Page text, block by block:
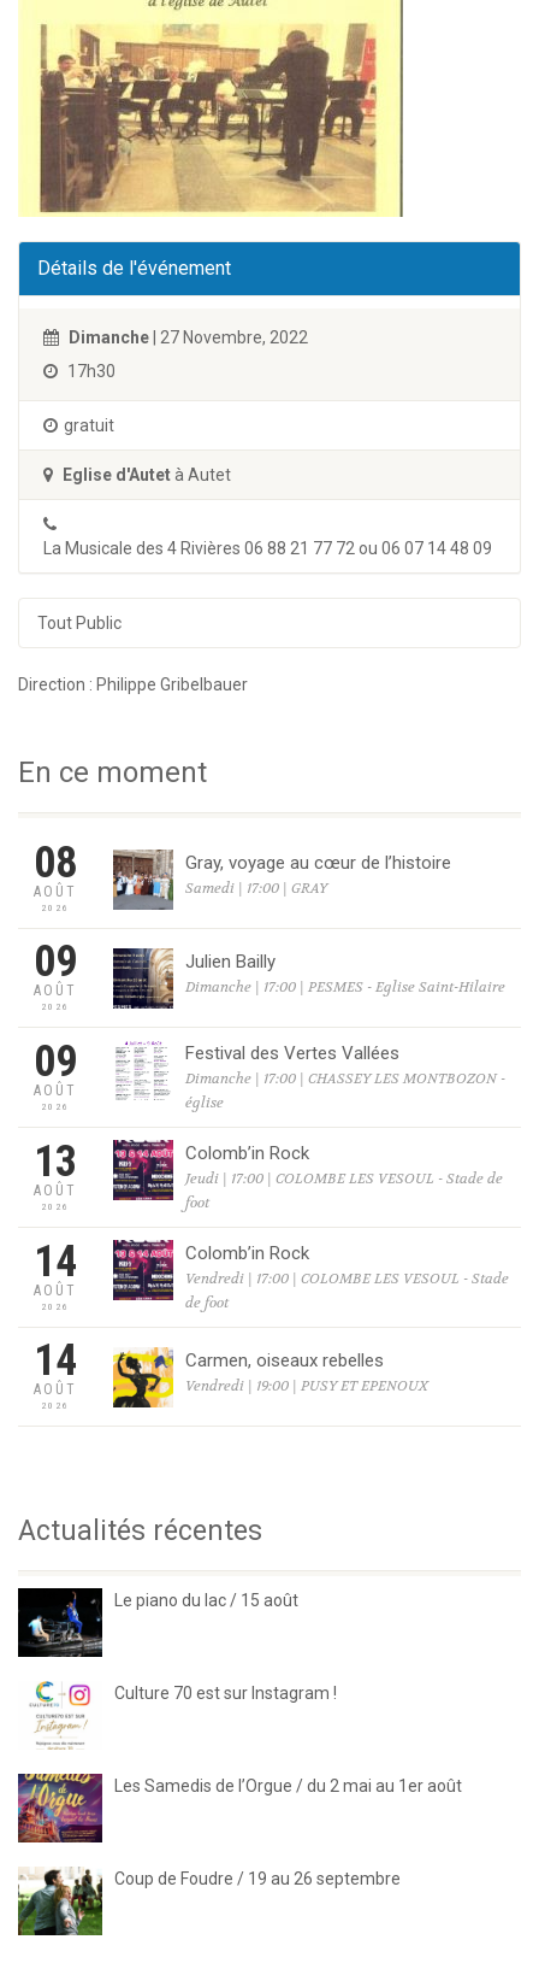
Détails de l'événement
Dimanche | 27 Novembre, 2022
17h30
gratuit
Eglise d'Autetà Autet
La Musicale des 4 Rivières 06 88 21 77 72 ou 06 07 14 48 09
Tout Public
Direction : Philippe Gribelbauer
En ce moment
08
AOÛT
2026
Gray, voyage au cœur de l’histoire
Samedi | 17:00 | GRAY
09
AOÛT
2026
Julien Bailly
Dimanche | 17:00 | PESMES - Eglise Saint-Hilaire
09
AOÛT
2026
Festival des Vertes Vallées
Dimanche | 17:00 | CHASSEY LES MONTBOZON -
église
13
AOÛT
2026
Colomb’in Rock
Jeudi | 17:00 | COLOMBE LES VESOUL - Stade de
foot
14
AOÛT
2026
Colomb’in Rock
Vendredi | 17:00 | COLOMBE LES VESOUL - Stade
de foot
14
AOÛT
2026
Carmen, oiseaux rebelles
Vendredi | 19:00 | PUSY ET EPENOUX
Actualités récentes
Le piano du lac / 15 août
Culture 70 est sur Instagram !
Les Samedis de l’Orgue / du 2 mai au 1er août
Coup de Foudre / 19 au 26 septembre